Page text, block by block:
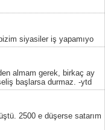
siyasiler iş yapamıyo
almam gerek, birkaç ay
başlarsa durmaz. -ytd
2500 e düşerse satarım